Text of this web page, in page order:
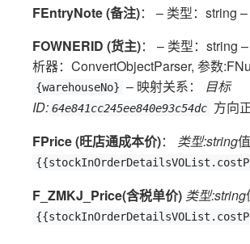
FEntryNote (备注)： – 类型：string
FOWNERID (货主)： – 类型：string
析器：ConvertObjectParser, 参数
{warehouseNo} – 映射关系： 目标
ID: 64e841cc245ee840e93c54dc 方向
FPrice (旺店通成本价)： 类型:string
F_ZMKJ_Price(含税单价) 类型:string